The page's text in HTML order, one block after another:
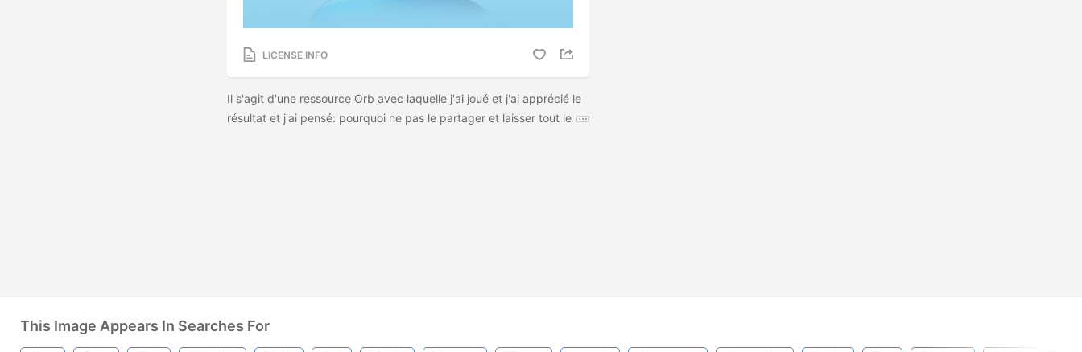
LICENSE INFO
Il s'agit d'une ressource Orb avec laquelle j'ai joué et j'ai apprécié le
résultat et j'ai pensé: pourquoi ne pas le partager et laisser tout le
This Image Appears In Searches For